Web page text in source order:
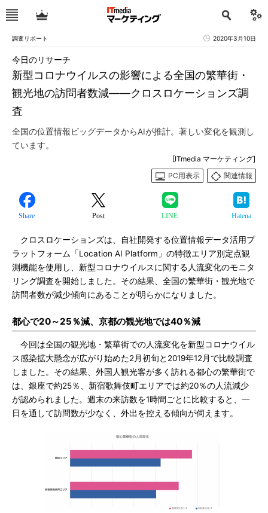
調査リポート 2020年3月10日
新型コロナウイルスの影響による全国の繁華街・
観光地の訪問者数減――クロスロケーションズ調
査
今日のリサーチ
全国の位置情報ビッグデータからAIが推計。著しい変化を観測し
ています。
[ITmedia マーケティング]
PC用表示
関連情報
Share Post LINE Hatena
クロスロケーションズは、自社開発する位置情報データ活用プ
ラットフォーム「Location AI Platform」の特徴エリア別定点観
測機能を使用し、新型コロナウイルスに関する人流変化のモニタ
リング調査を開始しました。その結果、全国の繁華街・観光地で
訪問者数が減少傾向にあることが明らかになりました。
都心で20～25％減、京都の観光地では40％減
今回は全国の観光地・繁華街での人流変化を新型コロナウイル
ス感染拡大懸念が広がり始めた2月初旬と2019年12月で比較調査
しました。その結果、外国人観光客が多く訪れる都心の繁華街で
は、銀座で約25％、新宿歌舞伎町エリアでは約20％の人流減少
が認められました。週末の来訪数を1時間ごとに比較すると、一
日を通して訪問数が少なく、外出を控える傾向が伺えます。